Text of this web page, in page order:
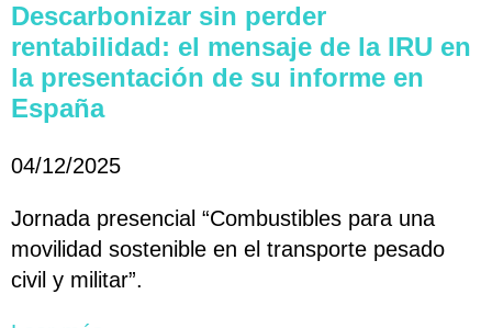
Descarbonizar sin perder
rentabilidad: el mensaje de la IRU en
la presentación de su informe en
España
04/12/2025
Jornada presencial “Combustibles para una
movilidad sostenible en el transporte pesado
civil y militar”.